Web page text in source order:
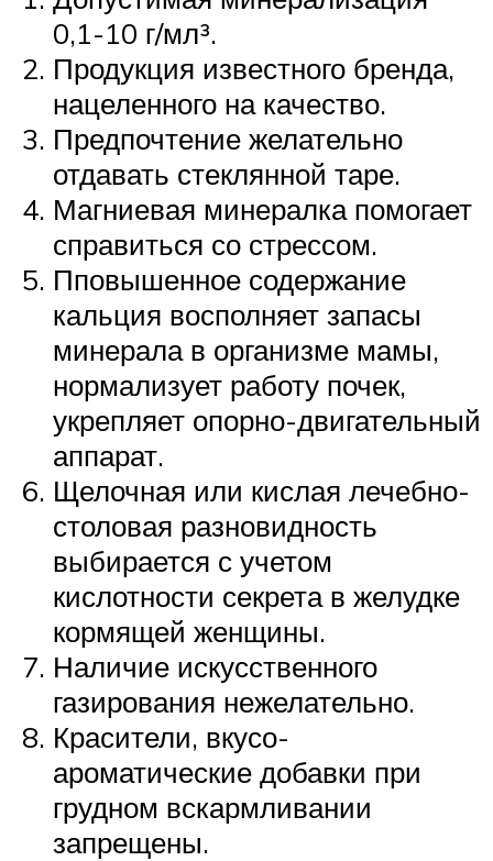
0,1-10 г/мл³.
Продукция известного бренда,
нацеленного на качество.
Предпочтение желательно
отдавать стеклянной таре.
Магниевая минералка помогает
справиться со стрессом.
Пповышенное содержание
кальция восполняет запасы
минерала в организме мамы,
нормализует работу почек,
укрепляет опорно-двигательный
аппарат.
Щелочная или кислая лечебно-
столовая разновидность
выбирается с учетом
кислотности секрета в желудке
кормящей женщины.
Наличие искусственного
газирования нежелательно.
Красители, вкусо-
ароматические добавки при
грудном вскармливании
запрещены.